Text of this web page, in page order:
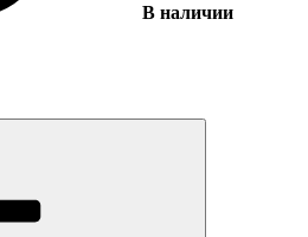
В наличии